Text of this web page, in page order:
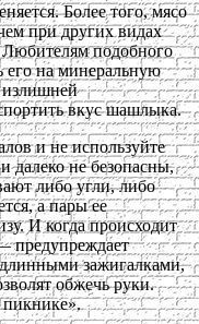
Более того, мясо
при других видах
подобного
его на минеральную
излишней
вкус шашлыка.
и не используйте
далеко не безопасны,
либо угли, либо
а пары ее
И когда происходит
предупреждает
зажигалками,
обжечь руки.